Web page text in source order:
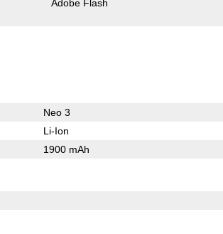
Adobe Flash
Neo 3
Li-Ion
1900 mAh